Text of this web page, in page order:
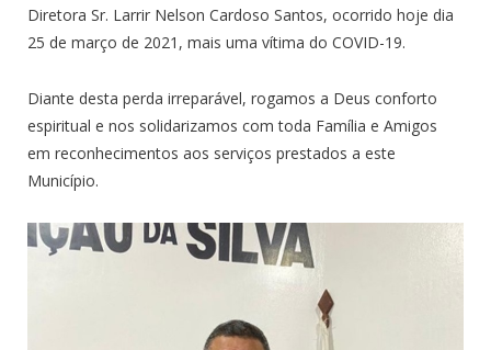
Diretora Sr. Larrir Nelson Cardoso Santos, ocorrido hoje dia
25 de março de 2021, mais uma vítima do COVID-19.
Diante desta perda irreparável, rogamos a Deus conforto
espiritual e nos solidarizamos com toda Família e Amigos
em reconhecimentos aos serviços prestados a este
Município.